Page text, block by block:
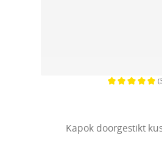
Kapok doorgestikt